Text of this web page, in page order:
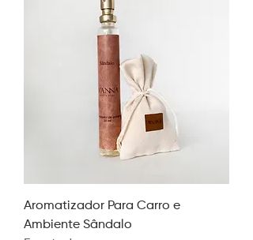
Aromatizador Para Carro e
Ambiente Sândalo